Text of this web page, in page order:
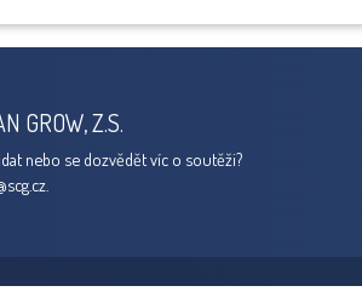
GROW, Z.S.
nebo se dozvědět víc o soutěži?